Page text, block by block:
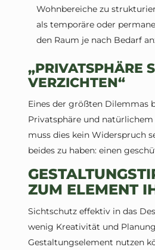
Wohnbereiche zu
als temporäre oder
den Raum je nach Bedarf
„PRIVATSPHÄRE
VERZICHTEN“
Eines der größten Dilemmas
Privatsphäre und
muss dies kein Widerspruch
beides zu haben: einen
ZUM ELEMENT
Sichtschutz effektiv in das
wenig Kreativität und
Gestaltungselement nutzen